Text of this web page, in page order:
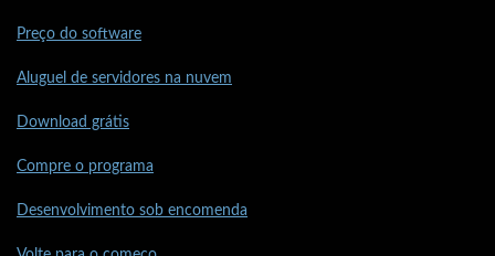
Preço do software
Aluguel de servidores na nuvem
Download grátis
Compre o programa
Desenvolvimento sob encomenda